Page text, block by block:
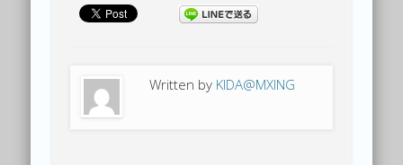
Written by KIDA@MXING